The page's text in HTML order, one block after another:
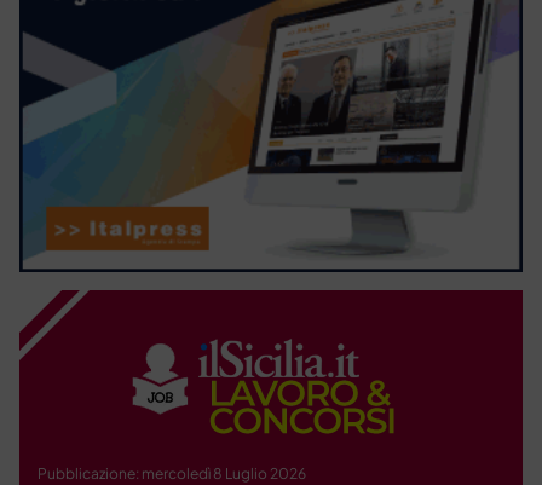
Pubblicazione: mercoledì 8 Luglio 2026